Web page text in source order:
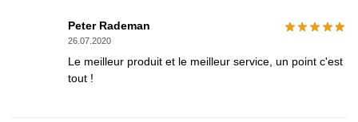
Peter Rademan
26.07.2020
Le meilleur produit et le meilleur service, un point c'est
tout !